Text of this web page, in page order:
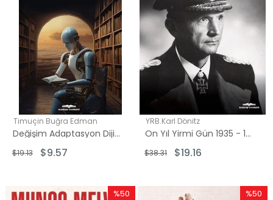
Timuçin Buğra Edman
Değişim Adaptasyon Dijitalleşme ve Mukayeseli Edebiyatın Yapay Zeka ve Yeni Nesille Buluşması
$9.57
$19.13
YRB.Karl Dönitz
On Yıl Yirmi Gün 1935 - 1945 Arası Hatıralarım
$19.16
$38.31
%50
%50